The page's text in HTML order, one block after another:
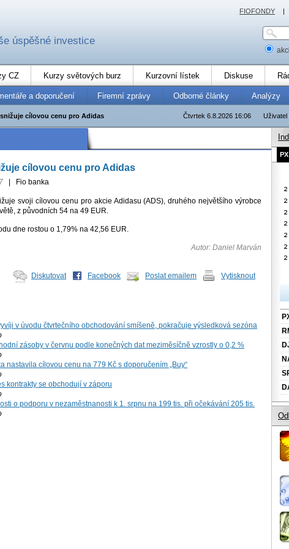
úspěšné investice
CZ Kurzy světových burz Kurzovní lístek Diskuse
a doporučení Firemní zprávy Odborné články Analýzy
Uživatel
Čtvrtek 6.8.2026 16:06
cílovou cenu pro Adidas
cílovou cenu pro Adidas
Fio banka
svoji cílovou cenu pro akcie Adidasu (ADS), druhého největšího výrobce
z původních 54 na 49 EUR.
dne rostou o 1,79% na 42,56 EUR.
Autor: Daniel Marván
Diskutovat Facebook Poslat emailem Vytisknout
v úvodu čtvrtečního obchodování smíšeně, pokračuje výsledková sezóna
zásoby v červnu podle konečných dat meziměsíčně vzrostly o 0,2 %
nastavila cílovou cenu na 779 Kč s doporučením „Buy“
kontrakty se obchodují v záporu
o podporu v nezaměstnanosti k 1. srpnu na 199 tis. při očekávání 205 tis.
PX
FIOFONDY |